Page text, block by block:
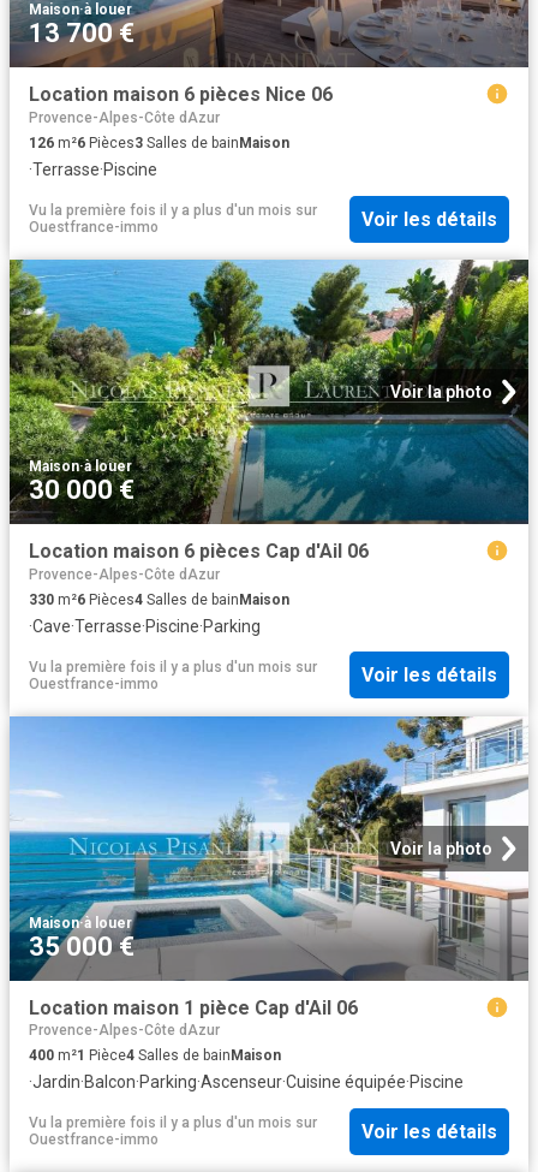
Maison·à louer
13 700 €
Location maison 6 pièces Nice 06
Provence-Alpes-Côte dAzur
126 m²6 Pièces3 Salles de bain Maison
·Terrasse·Piscine
Vu la première fois il y a plus d'un mois sur
Ouestfrance-immo
Voir les détails
Voir la photo
Maison·à louer
30 000 €
Location maison 6 pièces Cap d'Ail 06
Provence-Alpes-Côte dAzur
330 m²6 Pièces4 Salles de bainMaison
·Cave·Terrasse·Piscine·Parking
Vu la première fois il y a plus d'un mois sur
Ouestfrance-immo
Voir les détails
Voir la photo
Maison·à louer
35 000 €
Location maison 1 pièce Cap d'Ail 06
Provence-Alpes-Côte dAzur
400 m²1 Pièce4 Salles de bain Maison
·Jardin·Balcon·Parking·Ascenseur·Cuisine équipée·Piscine
Vu la première fois il y a plus d'un mois sur
Ouestfrance-immo
Voir les détails